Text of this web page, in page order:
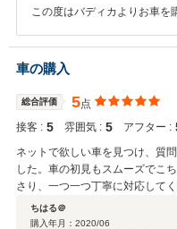
この度はバディカよりお車を
車の購入
総合評価 5点
接客 : 5 雰囲気 : 5 アフター :
ネットで欲しい車を見つけ、質
した。車の初見もスムーズでこ
さり、一つ一つ丁寧に対応して
を超えて良い状態で驚きました
考えてもこのお店を選んでよかっ
ちはる＠
購入年月： 2020/06